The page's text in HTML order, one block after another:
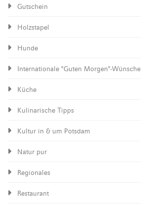
Gutschein
Holzstapel
Hunde
Internationale "Guten Morgen"-Wünsche
Küche
Kulinarische Tipps
Kultur in & um Potsdam
Natur pur
Regionales
Restaurant